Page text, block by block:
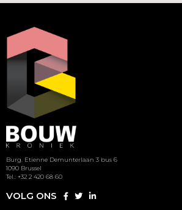
Burg. Etienne Demunterlaan 3 bus 6
1090 Brussel
Tel.: +32 2 420 68 60
VOLG ONS